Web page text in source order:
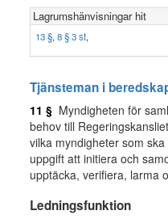
Lagrumshänvisningar hit
13 §, 8 § 3 st,
Tjänsteman i
11 § Myndigheten för
behov till
vilka myndigheter som
uppgift att initiera och
upptäcka, verifiera, larma
Ledningsfunktion